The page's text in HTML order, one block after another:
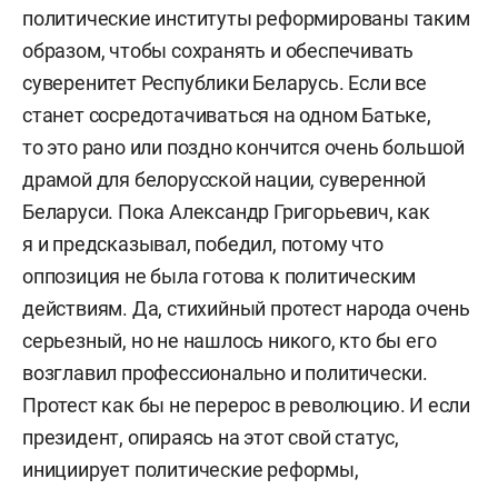
политические институты реформированы таким
образом, чтобы сохранять и обеспечивать
суверенитет Республики Беларусь. Если все
станет сосредотачиваться на одном Батьке,
то это рано или поздно кончится очень большой
драмой для белорусской нации, суверенной
Беларуси. Пока Александр Григорьевич, как
я и предсказывал, победил, потому что
оппозиция не была готова к политическим
действиям. Да, стихийный протест народа очень
серьезный, но не нашлось никого, кто бы его
возглавил профессионально и политически.
Протест как бы не перерос в революцию. И если
президент, опираясь на этот свой статус,
инициирует политические реформы,